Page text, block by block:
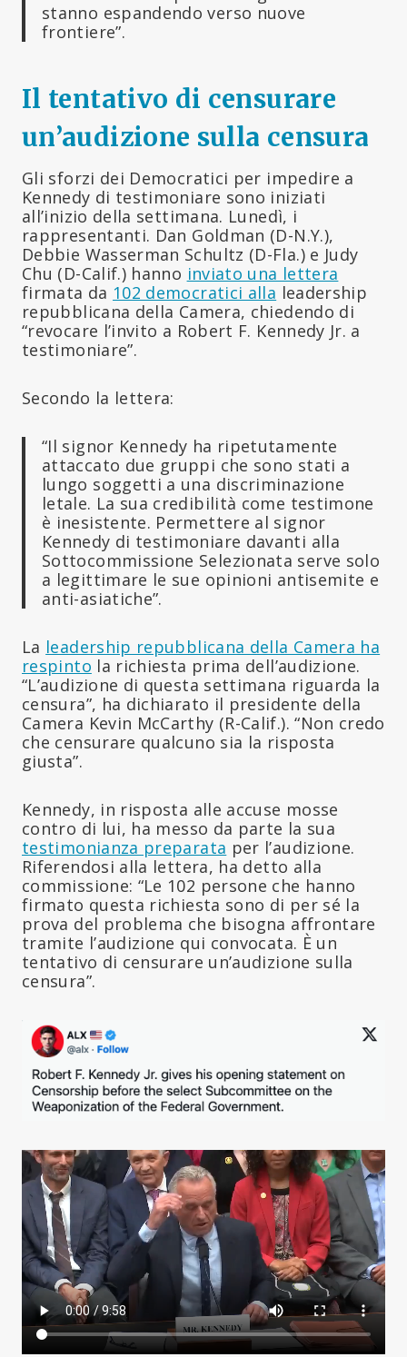
stanno espandendo verso nuove
frontiere”.
Il tentativo di censurare
un’audizione sulla censura
Gli sforzi dei Democratici per impedire a
Kennedy di testimoniare sono iniziati
all’inizio della settimana. Lunedì, i
rappresentanti. Dan Goldman (D-N.Y.),
Debbie Wasserman Schultz (D-Fla.) e Judy
Chu (D-Calif.) hanno inviato una lettera
firmata da 102 democratici alla leadership
repubblicana della Camera, chiedendo di
“revocare l’invito a Robert F. Kennedy Jr. a
testimoniare”.
Secondo la lettera:
“Il signor Kennedy ha ripetutamente
attaccato due gruppi che sono stati a
lungo soggetti a una discriminazione
letale. La sua credibilità come testimone
è inesistente. Permettere al signor
Kennedy di testimoniare davanti alla
Sottocommissione Selezionata serve solo
a legittimare le sue opinioni antisemite e
anti-asiatiche”.
La leadership repubblicana della Camera ha
respinto la richiesta prima dell’audizione.
“L’audizione di questa settimana riguarda la
censura”, ha dichiarato il presidente della
Camera Kevin McCarthy (R-Calif.). “Non credo
che censurare qualcuno sia la risposta
giusta”.
Kennedy, in risposta alle accuse mosse
contro di lui, ha messo da parte la sua
testimonianza preparata per l’audizione.
Riferendosi alla lettera, ha detto alla
commissione: “Le 102 persone che hanno
firmato questa richiesta sono di per sé la
prova del problema che bisogna affrontare
tramite l’audizione qui convocata. È un
tentativo di censurare un’audizione sulla
censura”.